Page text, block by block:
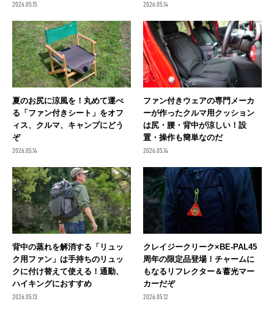
2026.05.15 2026.05.14
夏のお尻に涼風を！丸めて運べ
る「ファン付きシート」をオフ
ィス、クルマ、キャンプにどう
ぞ
2026.05.14
ファン付きウェアの専門メーカ
ーが作ったクルマ用クッション
は尻・腰・背中が涼しい！設
置・操作も簡単なのだ
2026.05.14
背中の蒸れを解消する「リュッ
ク用ファン」は手持ちのリュッ
クに付け替えて使える！通勤、
ハイキングにおすすめ
2026.05.13
クレイジークリーク×BE-PAL45
周年の限定品登場！チャームに
もなるリフレクター＆蓄光マー
カーだぞ
2026.05.12